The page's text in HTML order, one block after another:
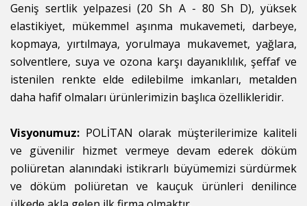
Geniş sertlik yelpazesi (20 Sh A - 80 Sh D), yüksek
elastikiyet, mükemmel aşınma mukavemeti, darbeye,
kopmaya, yırtılmaya, yorulmaya mukavemet, yağlara,
solventlere, suya ve ozona karşı dayanıklılık, şeffaf ve
istenilen renkte elde edilebilme imkanları, metalden
daha hafif olmaları ürünlerimizin başlıca özellikleridir.
Visyonumuz: POLİTAN olarak müşterilerimize kaliteli
ve güvenilir hizmet vermeye devam ederek döküm
poliüretan alanındaki istikrarlı büyümemizi sürdürmek
ve döküm poliüretan ve kauçuk ürünleri denilince